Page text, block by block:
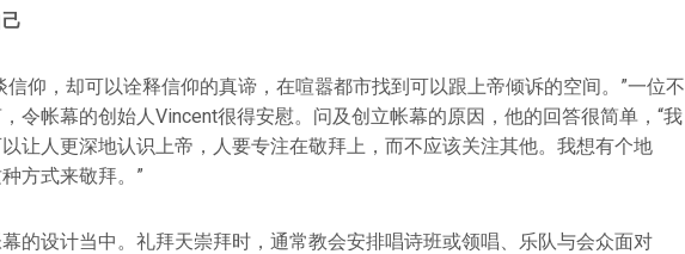
信仰，却可以诠释信仰的真谛，在喧嚣都市找到可以跟上帝倾诉的空间。”一位不
令帐幕的创始人Vincent很得安慰。问及创立帐幕的原因，他的回答很简单，“我
让人更深地认识上帝，人要专注在敬拜上，而不应该关注其他。我想有个地
方式来敬拜。”
的设计当中。礼拜天崇拜时，通常教会安排唱诗班或领唱、乐队与会众面对